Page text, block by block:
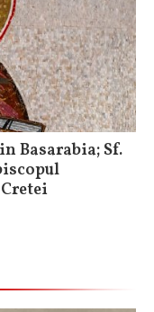
Basarabia; Sf.